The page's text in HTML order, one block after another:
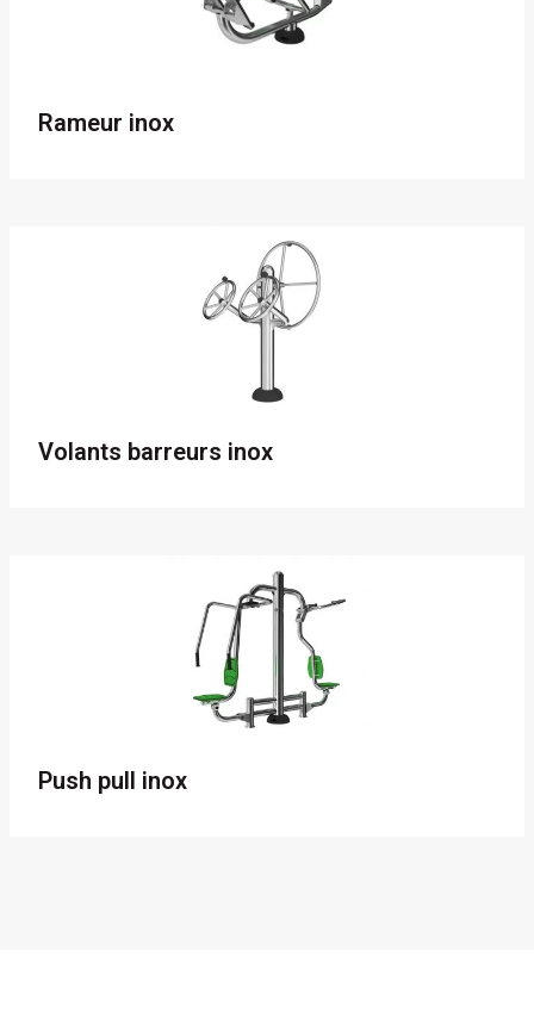
Rameur inox
Volants barreurs inox
Push pull inox